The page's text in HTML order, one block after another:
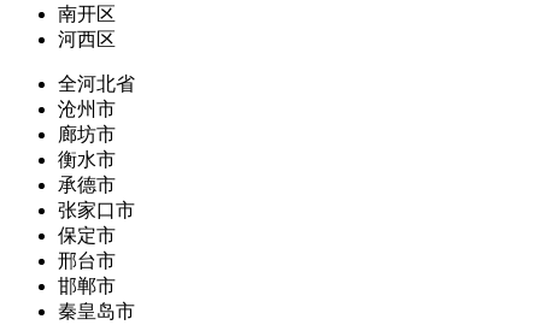
南开区
河西区
全河北省
沧州市
廊坊市
衡水市
承德市
张家口市
保定市
邢台市
邯郸市
秦皇岛市